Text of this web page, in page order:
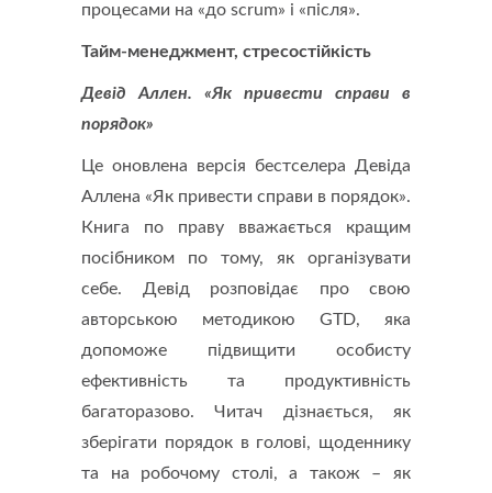
процесами на «до scrum» і «після».
Тайм-менеджмент, стресостійкість
Девід Аллен. «Як привести справи в
порядок»
Це оновлена ​​версія бестселера Девіда
Аллена «Як привести справи в порядок».
Книга по праву вважається кращим
посібником по тому, як організувати
себе. Девід розповідає про свою
авторською методикою GTD, яка
допоможе підвищити особисту
ефективність та продуктивність
багаторазово. Читач дізнається, як
зберігати порядок в голові, щоденнику
та на робочому столі, а також – як